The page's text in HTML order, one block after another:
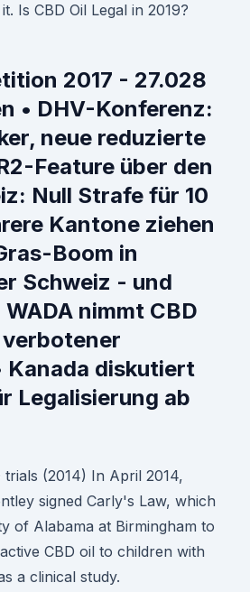
Is CBD Oil Legal in 2019?
2017 - 27.028
• DHV-Konferenz:
neue reduzierte
Feature über den
Null Strafe für 10
Kantone ziehen
Boom in
Schweiz - und
nimmt CBD
Kanada diskutiert
Legalisierung ab
(2014) In April 2014,
signed Carly's Law, which
of Alabama at Birmingham to
CBD oil to children with
a clinical study.